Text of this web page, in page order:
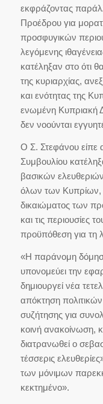
εκφράζοντας
Προέδρου για
προσφυγικών
λεγόμενης
κατέληξαν στο ότι
της κυριαρχίας,
και ενότητας της
ενωμένη Κυπριακή
δεν νοούνται
Ο Σ. Στεφάνου είπε
Συμβουλίου
βασικών
όλων των Κυπρίων,
δικαιώματος των
και τις περιουσίες
προϋπόθεση για τη
«Η παράνομη
υπονομεύει την
δημιουργεί νέα
απόκτηση
συζήτησης για
κοινή ανακοίνωση,
διατρανωθεί ο
τέσσερις
των μόνιμων
κεκτημένο».